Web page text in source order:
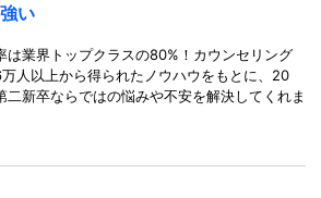
い
は業界トップクラスの80%！カウンセリング
人以上から得られたノウハウをもとに、20
二新卒ならではの悩みや不安を解決してくれま